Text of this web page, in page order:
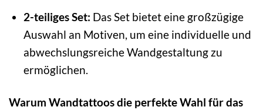
2-teiliges Set: Das Set bietet eine großzügige
Auswahl an Motiven, um eine individuelle und
abwechslungsreiche Wandgestaltung zu
ermöglichen.
Warum Wandtattoos die perfekte Wahl für das